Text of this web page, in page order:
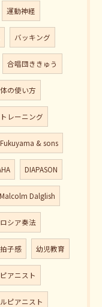
運動神経
バッキング
合唱団ききゅう
の使い方
トレーニング
Fukuyama & sons
DIAPASON
Malcolm Dalglish
ロシア奏法
拍子感 幼児教育
アニスト
ピアニスト